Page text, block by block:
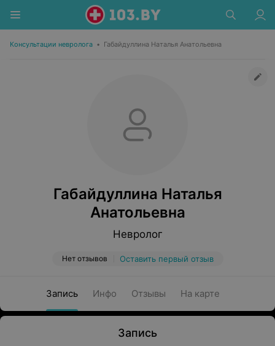
Консультации невролога • Габайдуллина Наталья Анатольевна
Габайдуллина Наталья
Анатольевна
Невролог
Нет отзывов Оставить первый отзыв
Запись Инфо Отзывы На карте
Запись